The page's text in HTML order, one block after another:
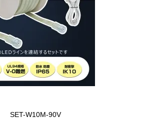
SET-W10M-90V